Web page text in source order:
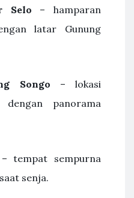
Selo – hamparan
latar Gunung
Songo – lokasi
panorama
tempat sempurna
senja.